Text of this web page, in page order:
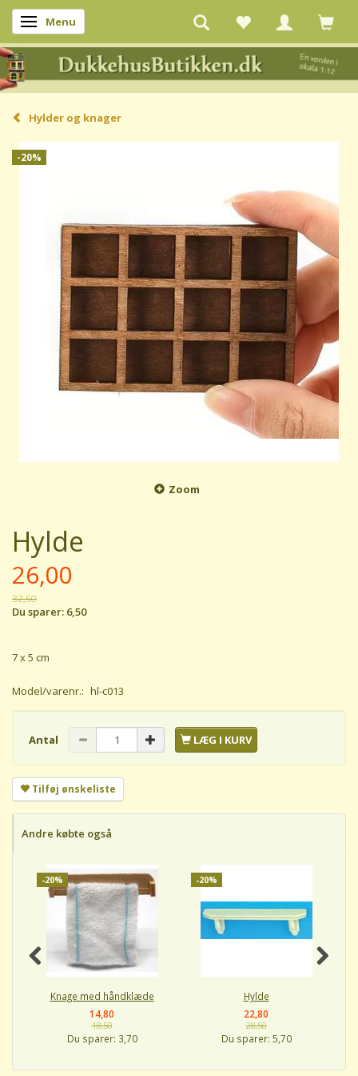
Skifte navigation
Menu
Hylder og knager
-20%
Zoom
Hylde
26,00
32,50
Du sparer: 6,50
7 x 5 cm
Model/varenr.: hl-c013
Antal LÆG I KURV
Tilføj ønskeliste
Andre købte også
-20%
Knage med håndklæde
14,80
18,50
Du sparer: 3,70
-20%
Hylde
22,80
28,50
Du sparer: 5,70